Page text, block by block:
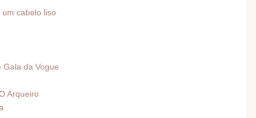
cabelo liso
Gala da Vogue
Arqueiro